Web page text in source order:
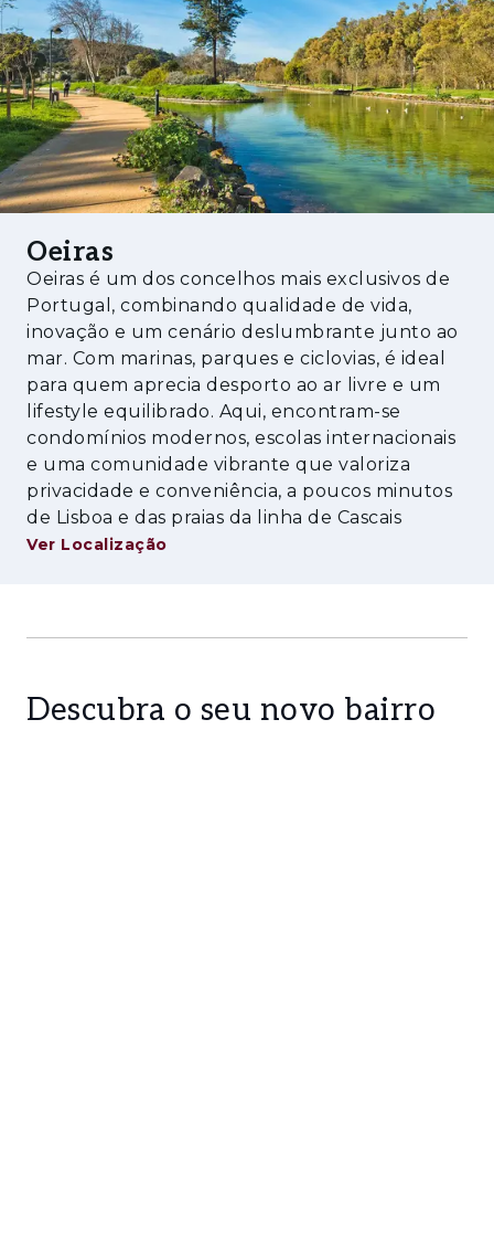
esta região é reconhecida como uma das
melhores para se viver em Portugal. O
Passeio Marítimo de Oeiras, os centros
empresariais inovadores e os prestigiados
espaços culturais e desportivos, como o
Complexo Desportivo do Jamor, tornam
Oeiras um destino de eleição para quem
dinâmico.
Se procura um lar onde conforto, sofisticação
e localização privilegiada se encontram, a
Quinta do Cedro é a escolha perfeita.
Oeiras
Oeiras é um dos concelhos mais exclusivos de
Portugal, combinando qualidade de vida,
inovação e um cenário deslumbrante junto ao
mar. Com marinas, parques e ciclovias, é ideal
para quem aprecia desporto ao ar livre e um
lifestyle equilibrado. Aqui, encontram-se
condomínios modernos, escolas internacionais
e uma comunidade vibrante que valoriza
privacidade e conveniência, a poucos minutos
de Lisboa e das praias da linha de Cascais
Ver Localização
Descubra o seu novo bairro